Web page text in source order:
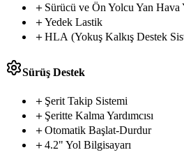
＋ Sürücü ve Ön Yolcu Yan Hava
＋Yedek Lastikcrossx
＋HLA premo
(Yokuşlimitx
Kalkışpackox
Destek
Sürüş Destek
＋ Şerit Takip Sistemi
＋ Şeritte Kalma Yardımcısı
＋Otomatik Başlat-Durdur
＋4.2" valvo
Yol Bilgisayarı